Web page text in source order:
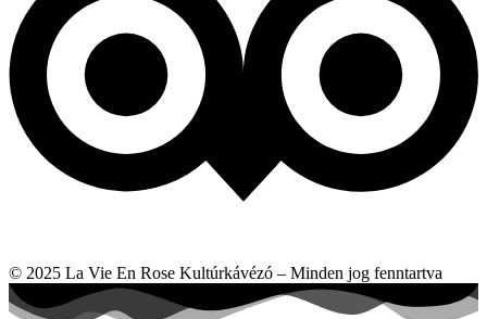
© 2025 La Vie En Rose Kultúrkávézó – Minden jog fenntartva